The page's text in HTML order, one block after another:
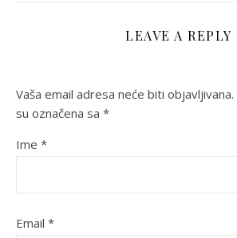
LEAVE A REPLY
Vaša email adresa neće biti objavljivana.
su označena sa *
Ime *
Email *